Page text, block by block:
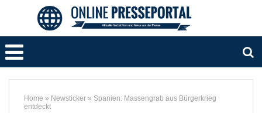
Home » Newsticker » Spanien: Massengrab aus Bürgerkrieg
entdeckt